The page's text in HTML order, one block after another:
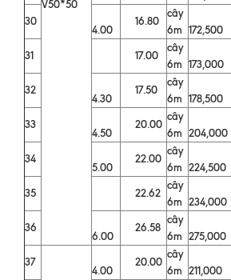
V50*50
30
4.00
16.80
cây
6m 172,500
31
17.00
cây
6m 173,000
32
4.30
17.50
cây
6m 178,500
33
4.50
20.00
cây
6m 204,000
34
5.00
22.00
cây
6m 224,500
35
22.62
cây
6m 234,000
36
6.00
26.58
cây
6m 275,000
37
4.00
20.00
cây
6m 211,000